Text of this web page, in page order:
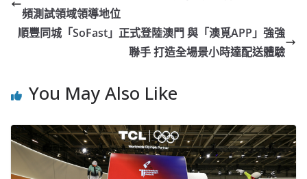
頻測試領域領導地位
順豐同城「SoFast」正式登陸澳門 與「澳覓APP」強強
聯手 打造全場景小時達配送體驗
You May Also Like